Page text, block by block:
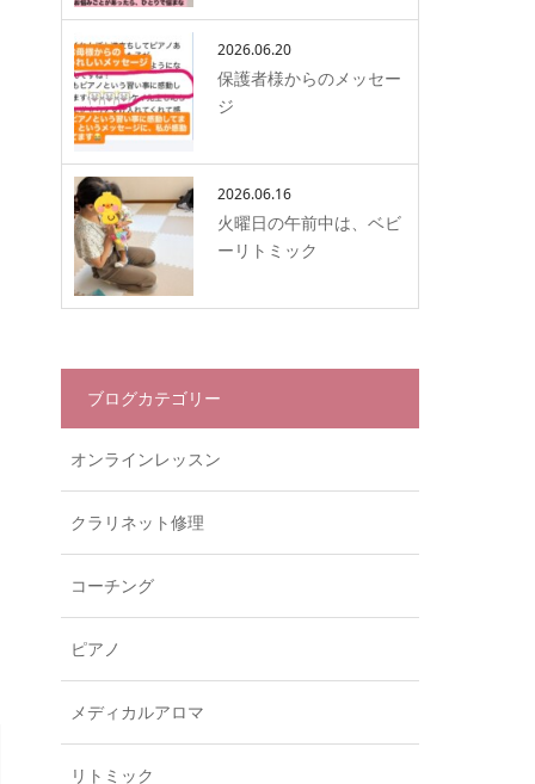
2026.06.20
保護者様からのメッセー
ジ
2026.06.16
火曜日の午前中は、ベビ
ーリトミック
ブログカテゴリー
オンラインレッスン
クラリネット修理
コーチング
ピアノ
メディカルアロマ
リトミック